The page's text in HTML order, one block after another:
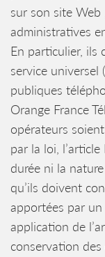
sur son site Web
administratives
En particulier, ils
service universel
publiques
Orange France
opérateurs
par la loi,
durée ni la
qu’ils doivent
apportées par
application de
conservation